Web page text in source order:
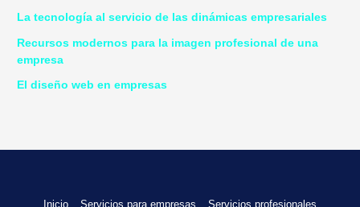
La tecnología al servicio de las dinámicas empresariales
Recursos modernos para la imagen profesional de una
empresa
El diseño web en empresas
Inicio Servicios para empresas Servicios profesionales